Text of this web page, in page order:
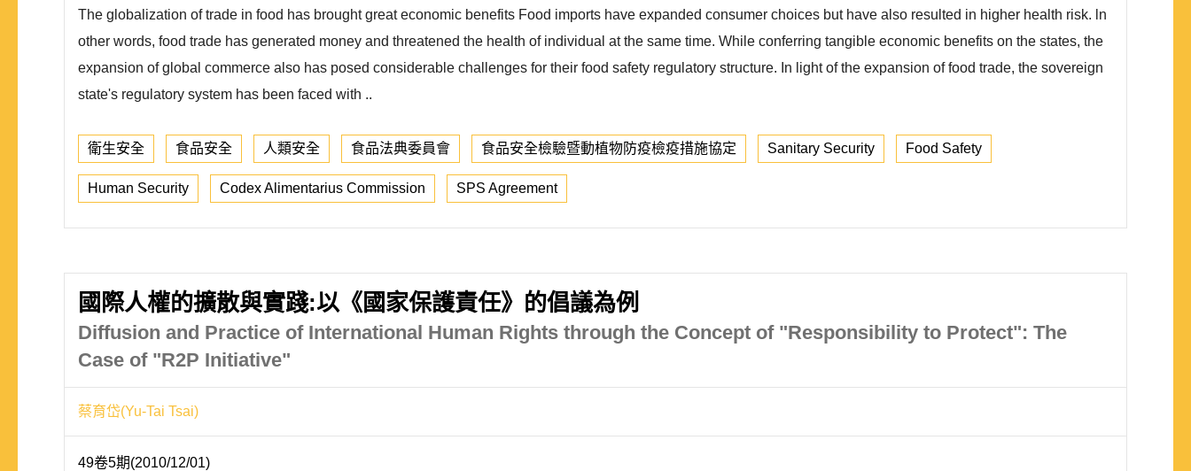
The globalization of trade in food has brought great economic benefits Food imports have expanded consumer choices but have also resulted in higher health risk. ln
other words, food trade has generated money and threatened the health of individual at the same time. While conferring tangible economic benefits on the states, the
expansion of global commerce also has posed considerable challenges for their food safety regulatory structure. In light of the expansion of food trade, the sovereign
state's regulatory system has been faced with ..
衛生安全 食品安全 人類安全 食品法典委員會 食品安全檢驗暨動植物防疫檢疫措施協定 Sanitary Security Food Safety
Human Security Codex Alimentarius Commission SPS Agreement
國際人權的擴散與實踐:以《國家保護責任》的倡議為例
Diffusion and Practice of International Human Rights through the Concept of "Responsibility to Protect": The
Case of "R2P Initiative"
蔡育岱(Yu-Tai Tsai)
49卷5期(2010/12/01)